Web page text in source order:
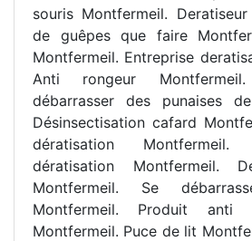
souris Montfermeil.
de guêpes que faire
Montfermeil. Entreprise
Anti rongeur
débarrasser des punaises
Désinsectisation cafard
dératisation
dératisation Montfermeil.
Montfermeil. Se
Montfermeil. Produit
Montfermeil. Puce de lit